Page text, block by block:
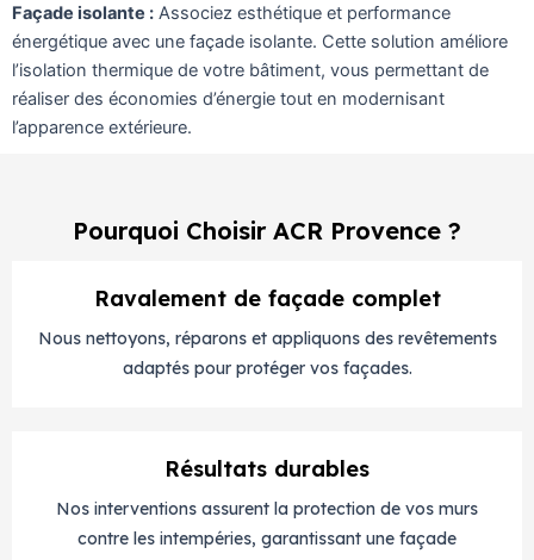
Façade isolante : Associez esthétique et performance
énergétique avec une façade isolante. Cette solution améliore
l’isolation thermique de votre bâtiment, vous permettant de
réaliser des économies d’énergie tout en modernisant
l’apparence extérieure.
Pourquoi Choisir ACR Provence ?
Ravalement de façade complet
Nous nettoyons, réparons et appliquons des revêtements
adaptés pour protéger vos façades.
Résultats durables
Nos interventions assurent la protection de vos murs
contre les intempéries, garantissant une façade